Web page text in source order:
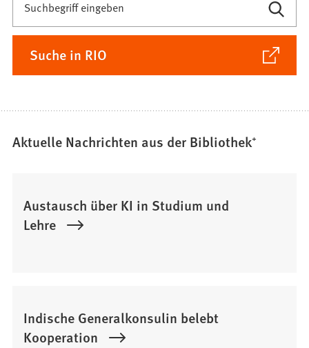
Suchbegriff eingeben
Suche in RIO
(Öffnet
in
Aktuelle Nachrichten aus der Bibliothek⁺
Austausch über KI in Studium und
Lehre
Indische Generalkonsulin belebt
Kooperation